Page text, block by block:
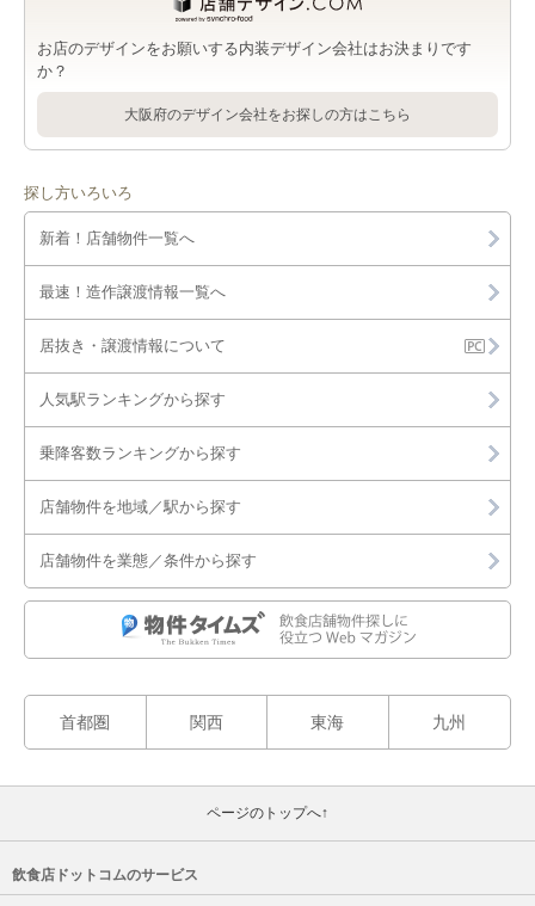
お店のデザインをお願いする内装デザイン会社はお決まりです
か？
大阪府のデザイン会社をお探しの方はこちら
探し方いろいろ
新着！店舗物件一覧へ
最速！造作譲渡情報一覧へ
居抜き・譲渡情報について
人気駅ランキングから探す
乗降客数ランキングから探す
店舗物件を地域／駅から探す
店舗物件を業態／条件から探す
首都圏 関西 東海 九州
ページのトップへ↑
飲食店ドットコムのサービス